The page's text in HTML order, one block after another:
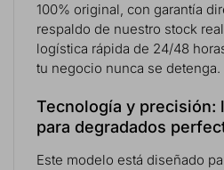
100% original, con garantía
respaldo de nuestro stock
logística rápida de 24/48
tu negocio nunca se detenga.
Tecnología y precisión:
para degradados
Este modelo está diseñado